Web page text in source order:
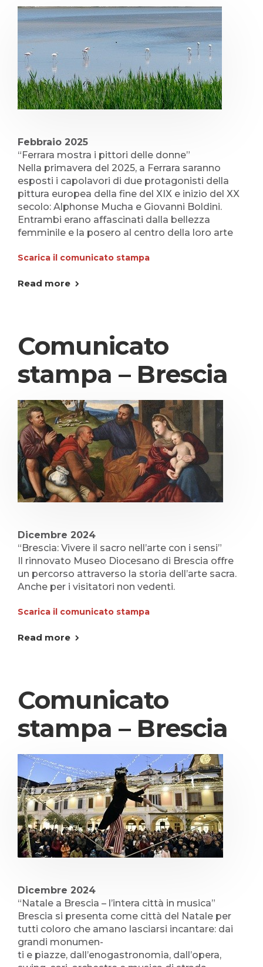
Febbraio 2025
“Ferrara mostra i pittori delle donne”
Nella primavera del 2025, a Ferrara saranno
esposti i capolavori di due protagonisti della
pittura europea della fine del XIX e inizio del XX
secolo: Alphonse Mucha e Giovanni Boldini.
Entrambi erano affascinati dalla bellezza
femminile e la posero al centro della loro arte
Scarica il comunicato stampa
Read more
Comunicato
stampa – Brescia
Dicembre 2024
“Brescia: Vivere il sacro nell’arte con i sensi”
Il rinnovato Museo Diocesano di Brescia offre
un percorso attraverso la storia dell’arte sacra.
Anche per i visitatori non vedenti.
Scarica il comunicato stampa
Read more
Comunicato
stampa – Brescia
Dicembre 2024
“Natale a Brescia – l’intera città in musica”
Brescia si presenta come città del Natale per
tutti coloro che amano lasciarsi incantare: dai
grandi monumen-
ti e piazze, dall’enogastronomia, dall’opera,